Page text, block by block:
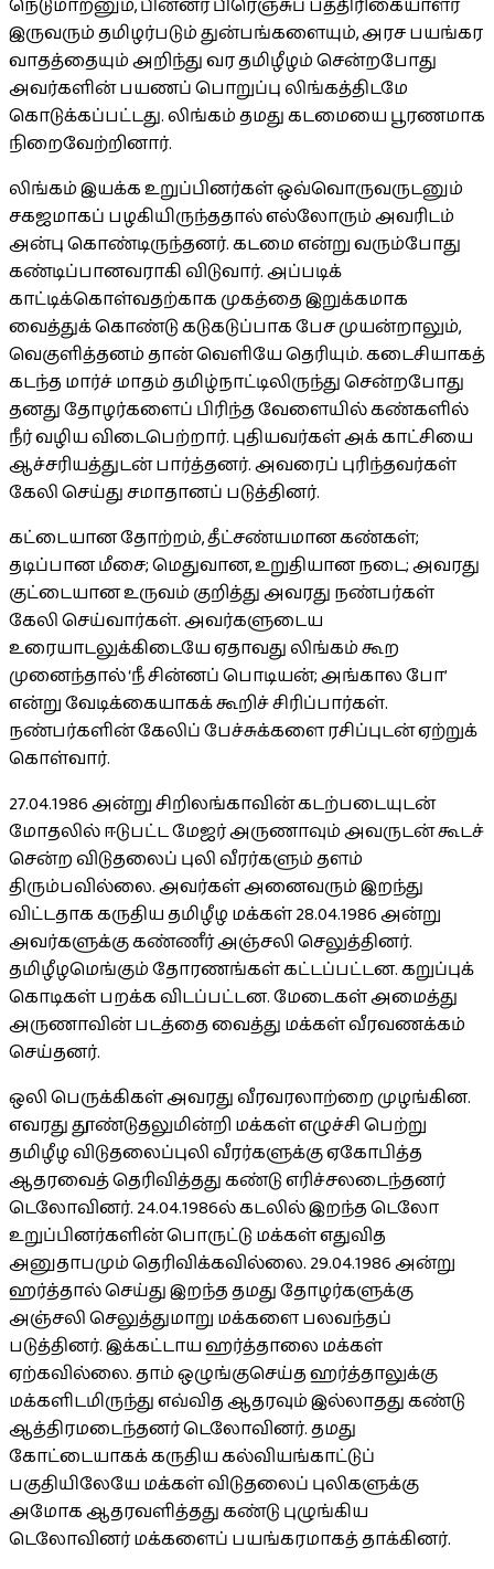
நெடுமாறனும், பின்னர் பிரெஞ்சுப் பத்திரிகையாளர்
இருவரும் தமிழர்படும் துன்பங்களையும், அரச பயங்கர
வாதத்தையும் அறிந்து வர தமிழீழம் சென்றபோது
அவர்களின் பயணப் பொறுப்பு லிங்கத்திடமே
கொடுக்கப்பட்டது. லிங்கம் தமது கடமையை பூரணமாக
நிறைவேற்றினார்.
லிங்கம் இயக்க உறுப்பினர்கள் ஒவ்வொருவருடனும்
சகஜமாகப் பழகியிருந்ததால் எல்லோரும் அவரிடம்
அன்பு கொண்டிருந்தனர். கடமை என்று வரும்போது
கண்டிப்பானவராகி விடுவார். அப்படிக்
காட்டிக்கொள்வதற்காக முகத்தை இறுக்கமாக
வைத்துக் கொண்டு கடுகடுப்பாக பேச முயன்றாலும்,
வெகுளித்தனம் தான் வெளியே தெரியும். கடைசியாகத்
கடந்த மார்ச் மாதம் தமிழ்நாட்டிலிருந்து சென்றபோது
தனது தோழர்களைப் பிரிந்த வேளையில் கண்களில்
நீர் வழிய விடைபெற்றார். புதியவர்கள் அக் காட்சியை
ஆச்சரியத்துடன் பார்த்தனர். அவரைப் புரிந்தவர்கள்
கேலி செய்து சமாதானப் படுத்தினர்.
கட்டையான தோற்றம், தீட்சண்யமான கண்கள்;
தடிப்பான மீசை; மெதுவான, உறுதியான நடை; அவரது
குட்டையான உருவம் குறித்து அவரது நண்பர்கள்
கேலி செய்வார்கள். அவர்களுடைய
உரையாடலுக்கிடையே ஏதாவது லிங்கம் கூற
முனைந்தால் ‘நீ சின்னப் பொடியன்; அங்கால போ’
என்று வேடிக்கையாகக் கூறிச் சிரிப்பார்கள்.
நண்பர்களின் கேலிப் பேச்சுக்களை ரசிப்புடன் ஏற்றுக்
கொள்வார்.
27.04.1986 அன்று சிறிலங்காவின் கடற்படையுடன்
மோதலில் ஈடுபட்ட மேஜர் அருணாவும் அவருடன் கூடச்
சென்ற விடுதலைப் புலி வீரர்களும் தளம்
திரும்பவில்லை. அவர்கள் அனைவரும் இறந்து
விட்டதாக கருதிய தமிழீழ மக்கள் 28.04.1986 அன்று
அவர்களுக்கு கண்ணீர் அஞ்சலி செலுத்தினர்.
தமிழீழமெங்கும் தோரணங்கள் கட்டப்பட்டன. கறுப்புக்
கொடிகள் பறக்க விடப்பட்டன. மேடைகள் அமைத்து
அருணாவின் படத்தை வைத்து மக்கள் வீரவணக்கம்
செய்தனர்.
ஒலி பெருக்கிகள் அவரது வீரவரலாற்றை முழங்கின.
எவரது தூண்டுதலுமின்றி மக்கள் எழுச்சி பெற்று
தமிழீழ விடுதலைப்புலி வீரர்களுக்கு ஏகோபித்த
ஆதரவைத் தெரிவித்தது கண்டு எரிச்சலடைந்தனர்
டெலோவினர். 24.04.1986ல் கடலில் இறந்த டெலோ
உறுப்பினர்களின் பொருட்டு மக்கள் எதுவித
அனுதாபமும் தெரிவிக்கவில்லை. 29.04.1986 அன்று
ஹர்த்தால் செய்து இறந்த தமது தோழர்களுக்கு
அஞ்சலி செலுத்துமாறு மக்களை பலவந்தப்
படுத்தினர். இக்கட்டாய ஹர்த்தாலை மக்கள்
ஏற்கவில்லை. தாம் ஒழுங்குசெய்த ஹர்த்தாலுக்கு
மக்களிடமிருந்து எவ்வித ஆதரவும் இல்லாதது கண்டு
ஆத்திரமடைந்தனர் டெலோவினர். தமது
கோட்டையாகக் கருதிய கல்வியங்காட்டுப்
பகுதியிலேயே மக்கள் விடுதலைப் புலிகளுக்கு
அமோக ஆதரவளித்தது கண்டு புழுங்கிய
டெலோவினர் மக்களைப் பயங்கரமாகத் தாக்கினர்.